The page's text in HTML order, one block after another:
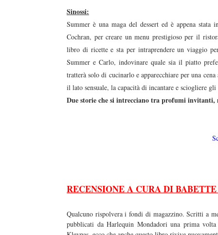
Sinossi:
Summer è una maga del dessert ed è appena
Cochran, per creare un menu prestigioso per il
libro di ricette e sta per intraprendere un viaggio
Summer e Carlo, indovinare quale sia il piatto
tratterà solo di cucinarlo e apparecchiare per una
il lato sensuale, la capacità di incantare e sciogliere
Due storie che si intrecciano tra profumi invitanti,
RECENSIONE A CURA DI
Qualcuno rispolvera i fondi di magazzino. Scritti a
pubblicati da Harlequin Mondadori una prima